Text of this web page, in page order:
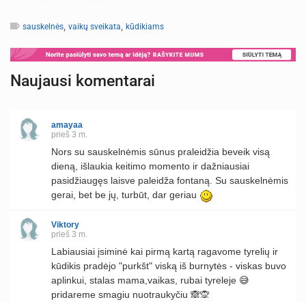
sauskelnės vaikų sveikata kūdikiams
Naujausi komentarai
amayaa
prieš 3 m.
Nors su sauskelnėmis sūnus praleidžia beveik visą
dieną, išlaukia keitimo momento ir dažniausiai
pasidžiaugęs laisve paleidža fontaną. Su sauskelnėmis
gerai, bet be jų, turbūt, dar geriau
Viktory
prieš 3 m.
Labiausiai įsiminė kai pirmą kartą ragavome tyrelių ir
kūdikis pradėjo "purkšt" viską iš burnytės - viskas buvo
aplinkui, stalas mama,vaikas, rubai tyreleje 😅
pridareme smagiu nuotraukyčiu 🙈🙊